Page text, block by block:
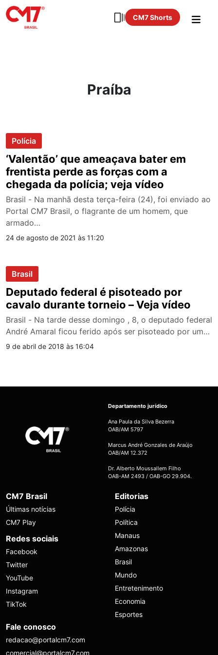
CM7 Shorts
Praíba
Polícia
‘Valentão’ que ameaçava bater em
frentista perde as forças com a
chegada da polícia; veja vídeo
Brasil - Na manhã desta terça-feira (24), foi enviado ao
Portal CM7 Brasil, o flagrante de um homem, que
armado…
24 de agosto de 2021 às 11:20
Brasil
Deputado federal é pisoteado por
cavalo durante torneio – Veja vídeo
Brasil - Na tarde desse domingo , 8, o deputado federal
André Amaral ficou ferido após ser pisoteado por um…
9 de abril de 2018 às 16:04
Departamento jurídico
Ana Paula da Silva Bezerra
OAB/AM 5797
Marcus André Gonzales de Araújo
OAB/AM 12.372
Dr. Alberto Moussallem Filho
OAB-AM 2493 / OAB-GO 29.904.
CM7 Brasil
Últimas notícias
CM7 Play
Redes sociais
Facebook
Twitter
YouTube
Instagram
TikTok
Editorias
Polícia
Política
Manaus
Amazonas
Brasil
Mundo
Entretenimento
Economia
Esportes
Fale conosco
redacao@portalcm7.com
comercial@portalcm7.com